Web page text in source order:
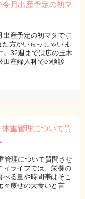
月出産予定の初マ
出産予定の初マタです
方がいらっしゃいま
。32週までは広の玉木
田産婦人科での検診
重管理について質
管理について質問させ
ィライフでは、栄養の
る量や時間帯はそこ
々痩せの大食いと言